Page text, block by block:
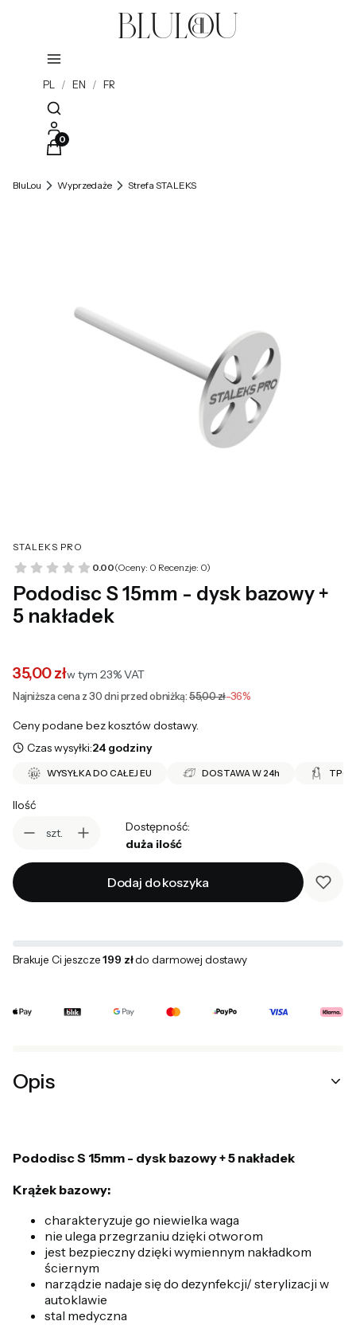
PL / EN / FR
Otwórz wyszukiwarkę
Produkty w koszyku: 0. Zobacz szczegóły
BluLou Wyprzedaże Strefa STALEKS
STALEKS PRO
0.00(Oceny: 0 Recenzje: 0)
Pododisc S 15mm - dysk bazowy +
5 nakładek
35,00 złw tym 23% VAT
w tym 23%VAT
Najniższa cena z 30 dni przed obniżką: 55,00 zł-36%
Ceny podane bez kosztów dostawy.
Czas wysyłki:24 godziny
WYSYŁKA DO CAŁEJ EU DOSTAWA W 24h TPO
Ilość
szt.
Dostępność:
duża ilość
Dodaj do koszyka
Brakuje Ci jeszcze199 złdo darmowej dostawy
Opis
Pododisc S 15mm - dysk bazowy + 5 nakładek
Krążek bazowy:
charakteryzuje go niewielka waga
nie ulega przegrzaniu dzięki otworom
jest bezpieczny dzięki wymiennym nakładkom
ściernym
narządzie nadaje się do dezynfekcji/ sterylizacji w
autoklawie
stal medyczna